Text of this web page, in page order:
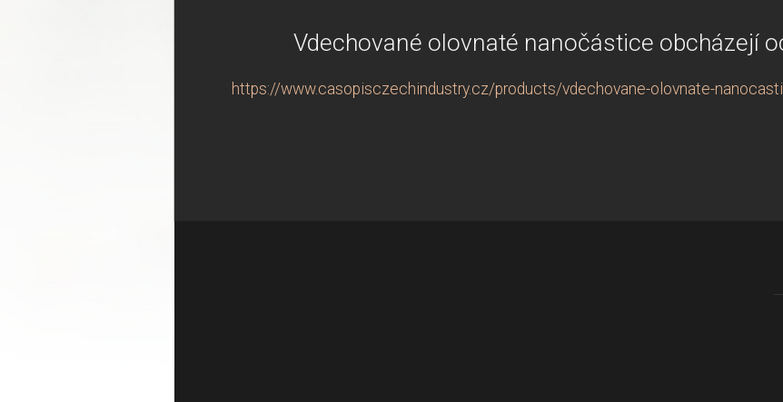
Vdechované olovnaté nanočástice obcházejí
https://www.casopisczechindustry.cz/products/vdechovane-olovnate-